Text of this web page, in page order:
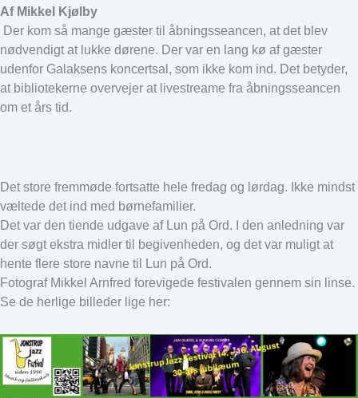
Af Mikkel Kjølby
Der kom så mange gæster til åbningsseancen, at det blev
nødvendigt at lukke dørene. Der var en lang kø af gæster
udenfor Galaksens koncertsal, som ikke kom ind. Det betyder,
at bibliotekerne overvejer at livestreame fra åbningsseancen
om et års tid.
Det store fremmøde fortsatte hele fredag og lørdag. Ikke mindst
væltede det ind med børnefamilier.
Det var den tiende udgave af Lun på Ord. I den anledning var
der søgt ekstra midler til begivenheden, og det var muligt at
hente flere store navne til Lun på Ord.
Fotograf Mikkel Arnfred forevigede festivalen gennem sin linse.
Se de herlige billeder lige her: